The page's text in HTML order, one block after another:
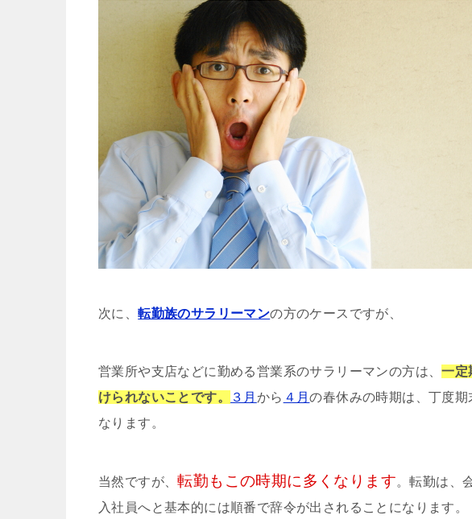
次に、転勤族のサラリーマンの方のケースですが、
営業所や支店などに勤める営業系のサラリーマンの方は、一定
けられないことです。
３月 から ４月の春休みの時期は、丁度
なります。
当然ですが、転勤もこの時期に多くなります。転勤は、
入社員へと基本的には順番で辞令が出されることになります。